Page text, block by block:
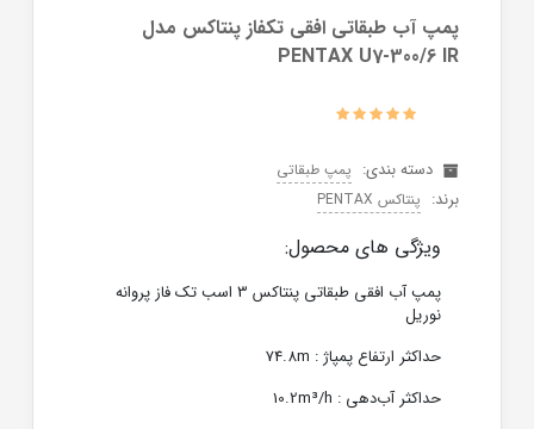
پمپ آب طبقاتی افقی تکفاز پنتاکس مدل
PENTAX U7-300/6 IR
دسته بندی: پمپ طبقاتی
برند: پنتاکس PENTAX
ویژگی های محصول:
پمپ آب افقی طبقاتی پنتاکس 3 اسب تک فاز پروانه
نوریل
حداکثر ارتفاع پمپاژ : 74.8m
حداکثر آب‌دهی : 10.2m³/h